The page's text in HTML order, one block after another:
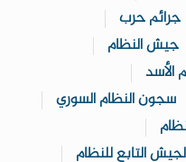
جرائم حرب
جيش النظام
الأسد
سجون النظام السوري
التابع للنظام